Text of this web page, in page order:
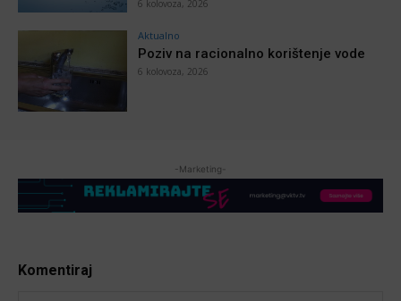
6 kolovoza, 2026
Aktualno
Poziv na racionalno korištenje vode
6 kolovoza, 2026
-Marketing-
Komentiraj